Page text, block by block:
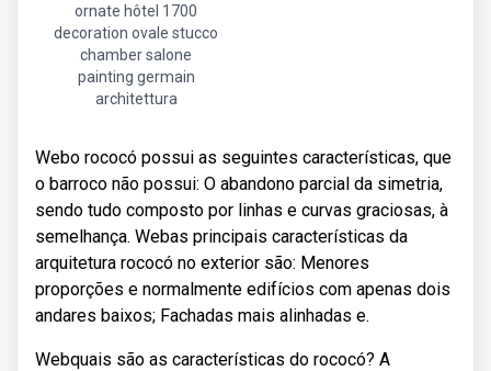
ornate hôtel 1700
decoration ovale stucco
chamber salone
painting germain
architettura
Webo rococó possui as seguintes características, que
o barroco não possui: O abandono parcial da simetria,
sendo tudo composto por linhas e curvas graciosas, à
semelhança. Webas principais características da
arquitetura rococó no exterior são: Menores
proporções e normalmente edifícios com apenas dois
andares baixos; Fachadas mais alinhadas e.
Webquais são as características do rococó? A